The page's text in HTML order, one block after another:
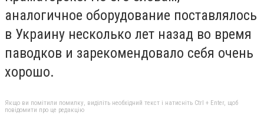
аналогичное оборудование поставлялось
в Украину несколько лет назад во время
паводков и зарекомендовало себя очень
хорошо.
Якщо ви помітили помилку, виділіть необхідний текст і натисніть Ctrl + Enter, щоб
повідомити про це редакцію